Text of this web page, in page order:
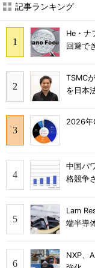
記事ランキング
He・
回避で
TSMC
を日本
2026年
中国パ
格競争
Lam
端半導
NXP、